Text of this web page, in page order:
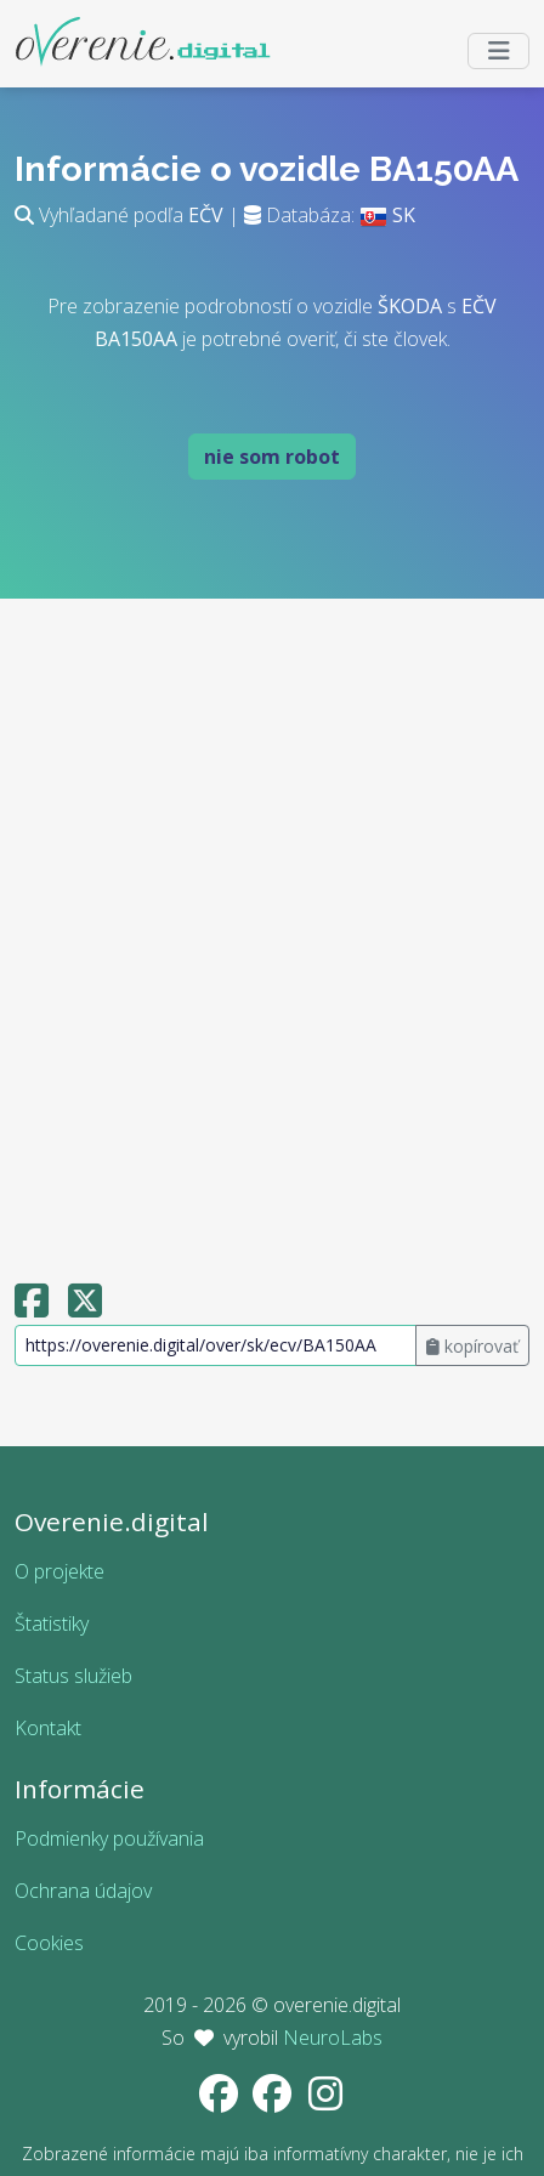
Informácie o vozidle BA150AA
Vyhľadané podľa EČV | Databáza: SK
Pre zobrazenie podrobností o vozidle ŠKODA s EČV
BA150AAje potrebné overiť, či ste človek.
nie som robot
kopírovať
Overenie.digital
O projekte
Štatistiky
Status služieb
Kontakt
Informácie
Podmienky používania
Ochrana údajov
Cookies
2019 - 2026 © overenie.digital
So
vyrobil NeuroLabs
Zobrazené informácie majú iba informatívny charakter, nie je ich